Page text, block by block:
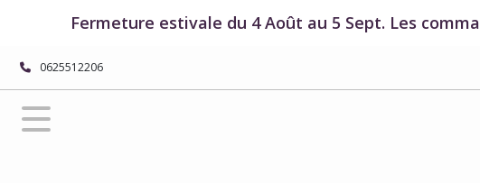
Fermeture estivale du 4 Août au 5 Sept. Les
0625512206